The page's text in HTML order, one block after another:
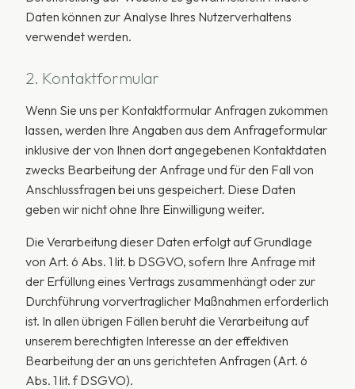
Daten können zur Analyse Ihres Nutzerverhaltens
verwendet werden.
2. Kontaktformular
Wenn Sie uns per Kontaktformular Anfragen zukommen
lassen, werden Ihre Angaben aus dem Anfrageformular
inklusive der von Ihnen dort angegebenen Kontaktdaten
zwecks Bearbeitung der Anfrage und für den Fall von
Anschlussfragen bei uns gespeichert. Diese Daten
geben wir nicht ohne Ihre Einwilligung weiter.
Die Verarbeitung dieser Daten erfolgt auf Grundlage
von Art. 6 Abs. 1 lit. b DSGVO, sofern Ihre Anfrage mit
der Erfüllung eines Vertrags zusammenhängt oder zur
Durchführung vorvertraglicher Maßnahmen erforderlich
ist. In allen übrigen Fällen beruht die Verarbeitung auf
unserem berechtigten Interesse an der effektiven
Bearbeitung der an uns gerichteten Anfragen (Art. 6
Abs. 1 lit. f DSGVO).